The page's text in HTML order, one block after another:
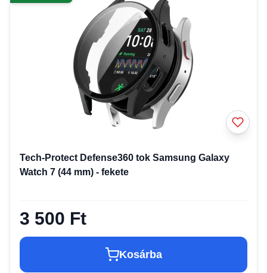
Tech-Protect Defense360 tok Samsung Galaxy
Watch 7 (44 mm) - fekete
3 500 Ft
Kosárba